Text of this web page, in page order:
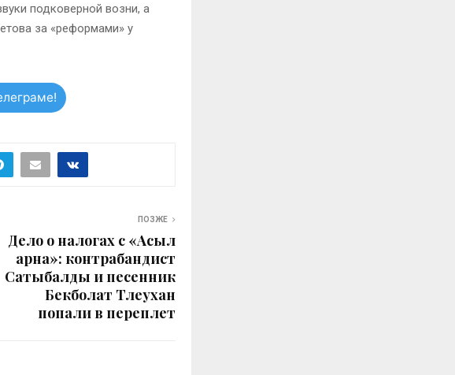
подковерной возни, а
за «реформами» у
ПОЗЖЕ
Дело о налогах с «Асыл
арна»: контрабандист
Сатыбалды и песенник
Бекболат Тлеухан
попали в переплет